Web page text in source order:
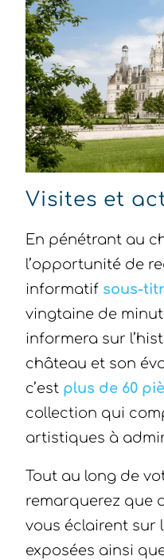
Visites et
En pénétrant au
l’opportunité de
informatif sous-
vingtaine de
informera sur
château et son
c’est plus de 60
collection qui
artistiques à
Tout au long de
remarquerez que
vous éclairent sur
exposées ainsi